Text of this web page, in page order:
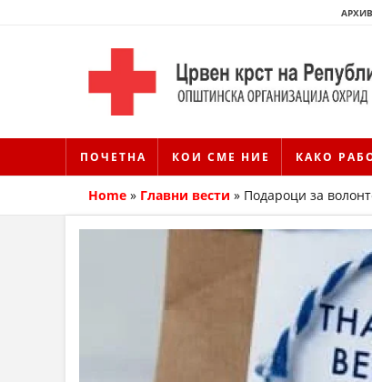
ПОЧЕТНА КОИ СМЕ НИЕ КАКО
Home » Главни вести » Подароци за